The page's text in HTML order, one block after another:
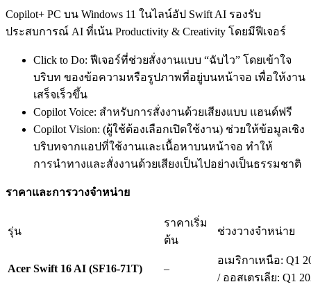
Copilot+ PC บน Windows 11 ในไลน์อัป Swift AI รองรับ
ประสบการณ์ AI ที่เน้น Productivity & Creativity โดยมีฟีเจอร์
Click to Do: ฟีเจอร์ที่ช่วยสั่งงานแบบ “ฉับไว” โดยเข้าใจ
บริบท ของข้อความหรือรูปภาพที่อยู่บนหน้าจอ เพื่อให้งาน
เสร็จเร็วขึ้น
Copilot Voice: สำหรับการสั่งงานด้วยเสียงแบบ แฮนด์ฟรี
Copilot Vision: (ผู้ใช้ต้องเลือกเปิดใช้งาน) ช่วยให้ข้อมูลเชิง
บริบทจากแอปที่ใช้งานและเนื้อหาบนหน้าจอ ทำให้
การนำทางและสั่งงานด้วยเสียงเป็นไปอย่างเป็นธรรมชาติ
ราคาและการวางจำหน่าย
รุ่น
ราคาเริ่ม
ต้น
ช่วงวางจำหน่าย
Acer Swift 16 AI (SF16-71T) –
อเมริกาเหนือ: Q1
/ ออสเตรเลีย: Q1